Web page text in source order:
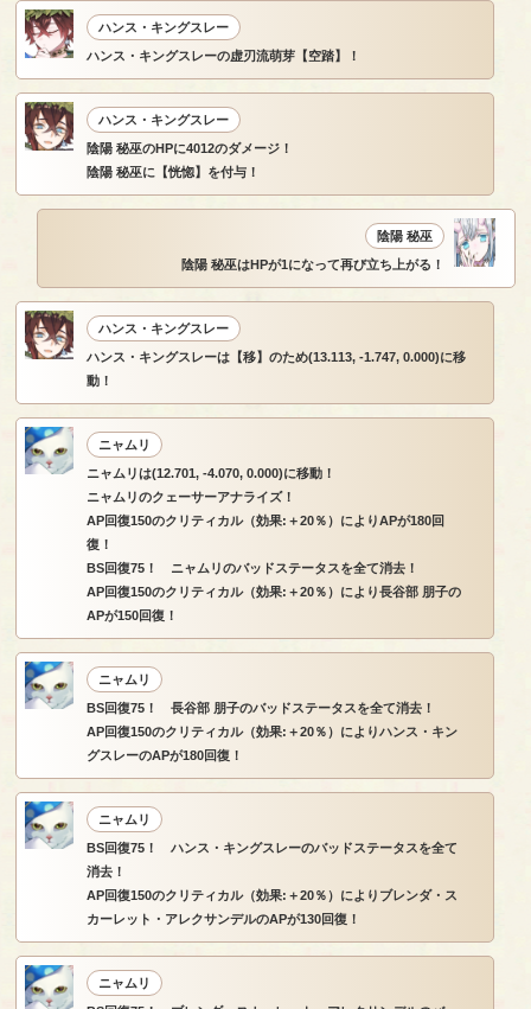
ハンス・キングスレー
ハンス・キングスレーの虚刃流萌芽【空踏】！
ハンス・キングスレー
陰陽 秘巫のHPに4012のダメージ！
陰陽 秘巫に【恍惚】を付与！
陰陽 秘巫
陰陽 秘巫はHPが1になって再び立ち上がる！
ハンス・キングスレー
ハンス・キングスレーは【移】のため(13.113, -1.747, 0.000)に移
動！
ニャムリ
ニャムリは(12.701, -4.070, 0.000)に移動！
ニャムリのクェーサーアナライズ！
AP回復150のクリティカル（効果:＋20％）によりAPが180回
復！
BS回復75！ ニャムリのバッドステータスを全て消去！
AP回復150のクリティカル（効果:＋20％）により長谷部 朋子の
APが150回復！
ニャムリ
BS回復75！ 長谷部 朋子のバッドステータスを全て消去！
AP回復150のクリティカル（効果:＋20％）によりハンス・キン
グスレーのAPが180回復！
ニャムリ
BS回復75！ ハンス・キングスレーのバッドステータスを全て
消去！
AP回復150のクリティカル（効果:＋20％）によりブレンダ・ス
カーレット・アレクサンデルのAPが130回復！
ニャムリ